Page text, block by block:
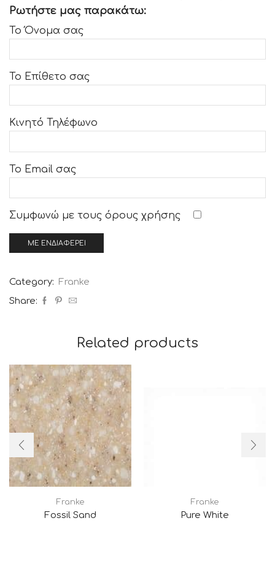
Ρωτήστε μας παρακάτω:
Το Όνομα σας
Το Επίθετο σας
Κινητό Τηλέφωνο
Το Email σας
Συμφωνώ με τους όρους χρήσης
Category:
Franke
Share:
Related products
Franke
Fossil Sand
Franke
Pure White